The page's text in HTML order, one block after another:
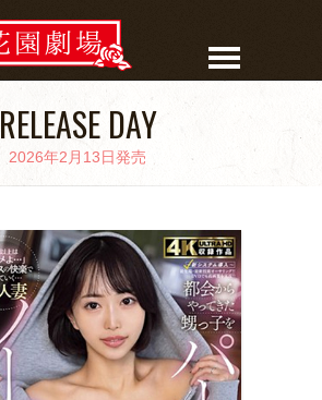
RELEASE DAY
2026年2月13日発売